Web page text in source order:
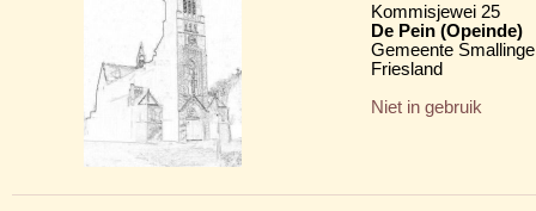
Kommisjewei 25
De Pein (Opeinde)
Gemeente
Friesland
Niet in gebruik